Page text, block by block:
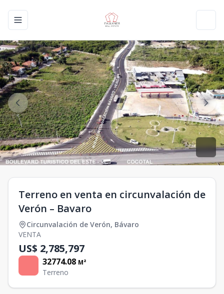
Toggle navigation menu
Terreno en venta en circunvalación de
Verón – Bavaro
Circunvalación de Verón, Bávaro
VENTA
US$ 2,785,797
32774.08 M²
Terreno